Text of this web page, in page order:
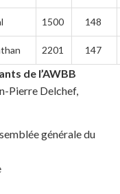
1500 148
2201 147
de l’AWBB
Pierre Delchef,
générale du